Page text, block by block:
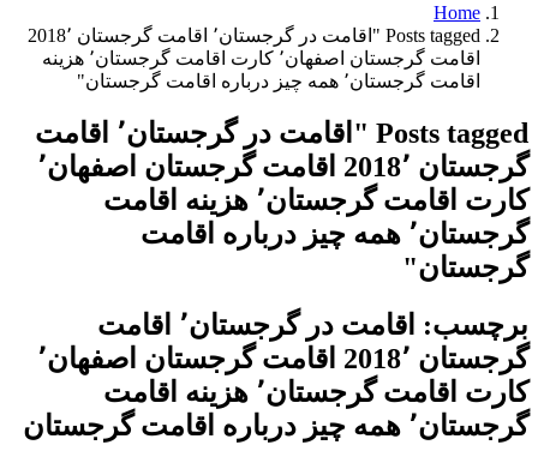
Home
Posts tagged "اقامت در گرجستان٬ اقامت گرجستان 2018٬
اقامت گرجستان اصفهان٬ کارت اقامت گرجستان٬ هزینه
اقامت گرجستان٬ همه چیز درباره اقامت گرجستان"
Posts tagged "اقامت در گرجستان٬ اقامت
گرجستان 2018٬ اقامت گرجستان اصفهان٬
کارت اقامت گرجستان٬ هزینه اقامت
گرجستان٬ همه چیز درباره اقامت
گرجستان"
برچسب:
اقامت در گرجستان٬ اقامت
گرجستان 2018٬ اقامت گرجستان اصفهان٬
کارت اقامت گرجستان٬ هزینه اقامت
گرجستان٬ همه چیز درباره اقامت گرجستان